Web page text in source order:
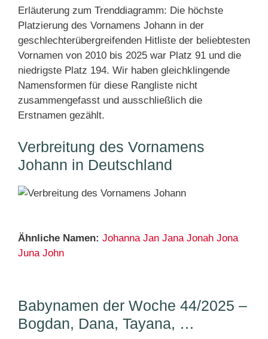
Erläuterung zum Trenddiagramm: Die höchste
Platzierung des Vornamens Johann in der
geschlechterübergreifenden Hitliste der beliebtesten
Vornamen von 2010 bis 2025 war Platz 91 und die
niedrigste Platz 194. Wir haben gleichklingende
Namensformen für diese Rangliste nicht
zusammengefasst und ausschließlich die
Erstnamen gezählt.
Verbreitung des Vornamens
Johann in Deutschland
Ähnliche Namen: Johanna Jan Jana Jonah Jona
Juna John
Babynamen der Woche 44/2025 –
Bogdan, Dana, Tayana, …